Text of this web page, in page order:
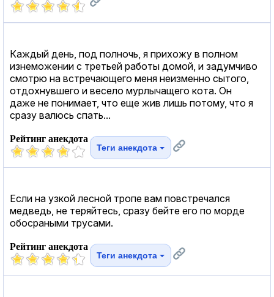
Каждый день, под полночь, я прихожу в полном
изнеможении с третьей работы домой, и задумчиво
смотрю на встречающего меня неизменно сытого,
отдохнувшего и весело мурлычащего кота. Он
даже не понимает, что еще жив лишь потому, что я
сразу валюсь спать...
Рейтинг анекдота
Теги анекдота
Если на узкой лесной тропе вам повстречался
медведь, не теряйтесь, сразу бейте его по морде
обосраными трусами.
Рейтинг анекдота
Теги анекдота